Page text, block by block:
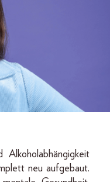
Alkoholabhängigkeit
neu aufgebaut.